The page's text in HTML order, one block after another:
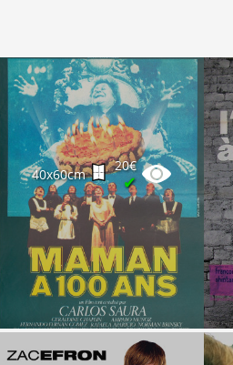
40x60cm
20€
✔